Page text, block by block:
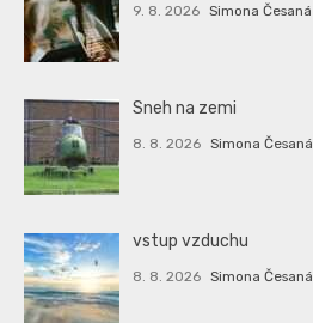
9. 8. 2026 Simona Česaná
Sneh na zemi
8. 8. 2026 Simona Česaná
vstup vzduchu
8. 8. 2026 Simona Česaná